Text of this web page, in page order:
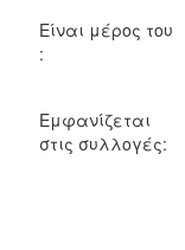
Είναι μέρος του
:
Εμφανίζεται
στις συλλογές: